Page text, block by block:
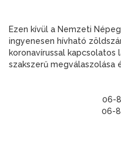
Ezen kívül a Nemzeti
ingyenesen hívható
koronavírussal kapcsolatos
szakszerű megválaszolása
06-
06-